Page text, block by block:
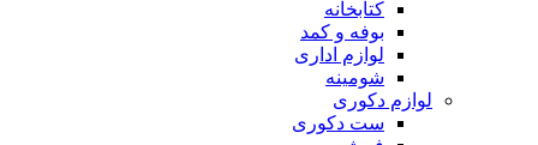
کتابخانه
بوفه و کمد
لوازم اداری
شومینه
لوازم دکوری
ست دکوری